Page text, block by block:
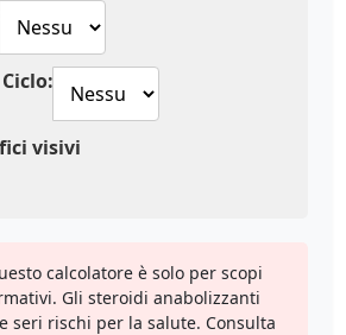
visivi
calcolatore è solo per scopi
Gli steroidi anabolizzanti
seri rischi per la salute. Consulta